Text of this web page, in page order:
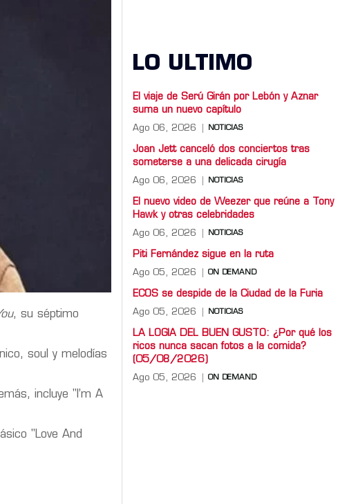
, su séptimo
soul y melodías
incluye "I’m A
"Love And
LO ULTIMO
El viaje de Serú Girán por Lebón y Aznar
suma un nuevo capítulo
Ago 06, 2026 NOTICIAS
Joan Jett canceló dos conciertos tras
someterse a una delicada cirugía
Ago 06, 2026 NOTICIAS
El nuevo video de Weezer que reúne a Tony
Hawk y otras celebridades
Ago 06, 2026 NOTICIAS
Piti Fernández sigue en la ruta
Ago 05, 2026 ON DEMAND
ECOS se despide de la Ciudad de la Furia
Ago 05, 2026 NOTICIAS
LA LOGIA DEL BUEN GUSTO: ¿Por qué los
ricos nunca sacan fotos a la comida?
(05/08/2026)
Ago 05, 2026 ON DEMAND